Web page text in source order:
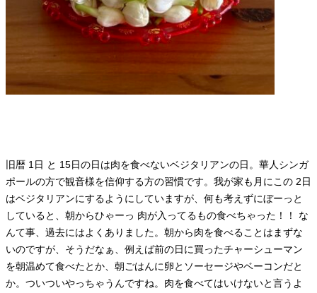
旧暦 1日 と 15日の日は肉を食べないベジタリアンの日。華人シンガ
ポールの方で観音様を信仰する方の習慣です。我が家も月にこの 2日
はベジタリアンにするようにしていますが、何も考えずにぼーっと
していると、朝からひゃーっ 肉が入ってるもの食べちゃった！！ な
んて事、過去にはよくありました。朝から肉を食べることはまずな
いのですが、そうだなぁ、例えば前の日に買ったチャーシューマン
を朝温めて食べたとか、朝ごはんに卵とソーセージやベーコンだと
か。ついついやっちゃうんですね。肉を食べてはいけないと言うよ